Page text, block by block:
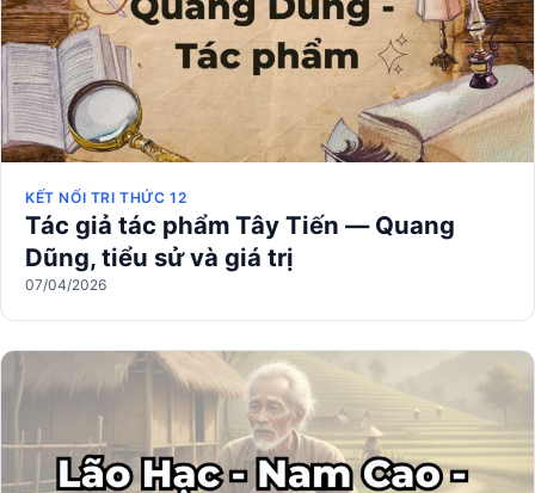
KẾT NỐI TRI THỨC 12
Tác giả tác phẩm Tây Tiến — Quang
Dũng, tiểu sử và giá trị
07/04/2026